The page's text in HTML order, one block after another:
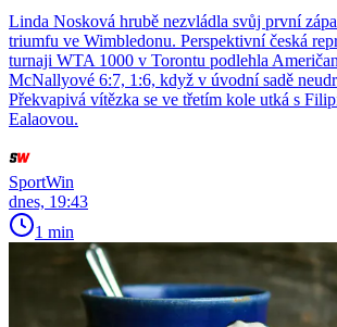
Linda Nosková hrubě nezvládla svůj první
triumfu ve Wimbledonu. Perspektivní česká
turnaji WTA 1000 v Torontu podlehla
McNallyové 6:7, 1:6, když v úvodní sadě
Překvapivá vítězka se ve třetím kole utká s
Ealaovou.
SportWin
dnes, 19:43
1 min